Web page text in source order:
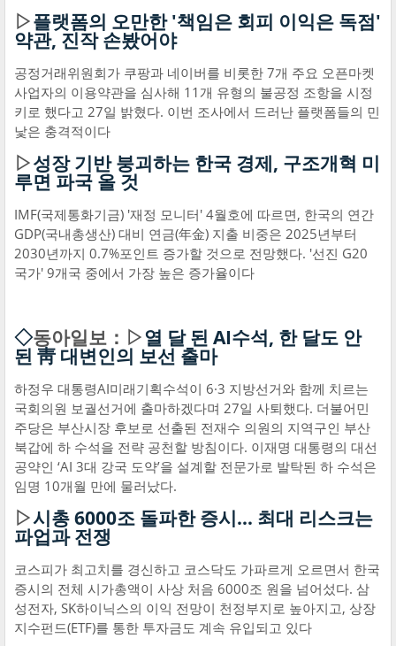
▷플랫폼의 오만한 '책임은 회피 이익은 독점'
약관, 진작 손봤어야
공정거래위원회가 쿠팡과 네이버를 비롯한 7개 주요 오픈마켓
사업자의 이용약관을 심사해 11개 유형의 불공정 조항을 시정
키로 했다고 27일 밝혔다. 이번 조사에서 드러난 플랫폼들의 민
낯은 충격적이다
▷성장 기반 붕괴하는 한국 경제, 구조개혁 미
루면 파국 올 것
IMF(국제통화기금) '재정 모니터' 4월호에 따르면, 한국의 연간
GDP(국내총생산) 대비 연금(年金) 지출 비중은 2025년부터
2030년까지 0.7%포인트 증가할 것으로 전망했다. '선진 G20
국가' 9개국 중에서 가장 높은 증가율이다
◇동아일보：▷열 달 된 AI수석, 한 달도 안
된 靑 대변인의 보선 출마
하정우 대통령AI미래기획수석이 6·3 지방선거와 함께 치르는
국회의원 보궐선거에 출마하겠다며 27일 사퇴했다. 더불어민
주당은 부산시장 후보로 선출된 전재수 의원의 지역구인 부산
북갑에 하 수석을 전략 공천할 방침이다. 이재명 대통령의 대선
공약인 ‘AI 3대 강국 도약’을 설계할 전문가로 발탁된 하 수석은
임명 10개월 만에 물러났다.
▷시총 6000조 돌파한 증시… 최대 리스크는
파업과 전쟁
코스피가 최고치를 경신하고 코스닥도 가파르게 오르면서 한국
증시의 전체 시가총액이 사상 처음 6000조 원을 넘어섰다. 삼
성전자, SK하이닉스의 이익 전망이 천정부지로 높아지고, 상장
지수펀드(ETF)를 통한 투자금도 계속 유입되고 있다